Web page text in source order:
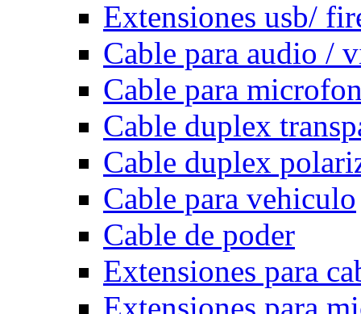
Extensiones usb/
Cable para audio /
Cable para
Cable duplex
Cable duplex
Cable para vehiculo
Cable de poder
Extensiones para